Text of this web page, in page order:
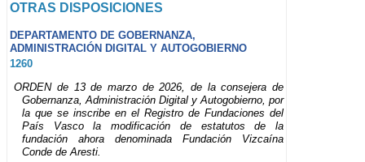
OTRAS DISPOSICIONES
DEPARTAMENTO DE GOBERNANZA,
ADMINISTRACIÓN DIGITAL Y AUTOGOBIERNO
1260
ORDEN de 13 de marzo de 2026, de la consejera de
Gobernanza, Administración Digital y Autogobierno, por
la que se inscribe en el Registro de Fundaciones del
País Vasco la modificación de estatutos de la
fundación ahora denominada Fundación Vizcaína
Conde de Aresti.